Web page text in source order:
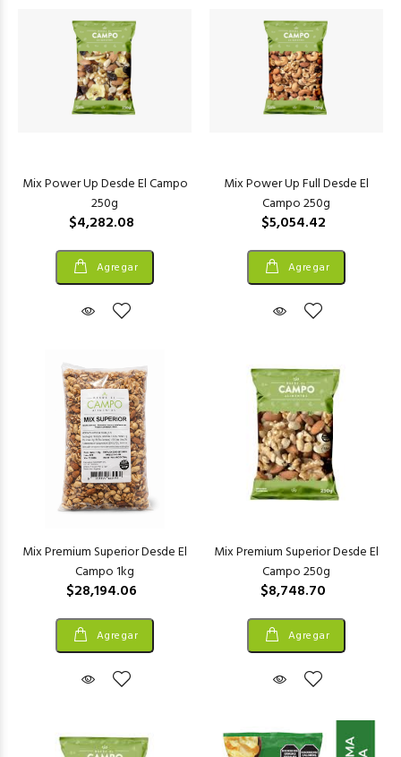
Mix Power Up Desde El Campo
250g
$4,282.08
Agregar
Mix Power Up Full Desde El
Campo 250g
$5,054.42
Agregar
Mix Premium Superior Desde El
Campo 1kg
$28,194.06
Agregar
Mix Premium Superior Desde El
Campo 250g
$8,748.70
Agregar